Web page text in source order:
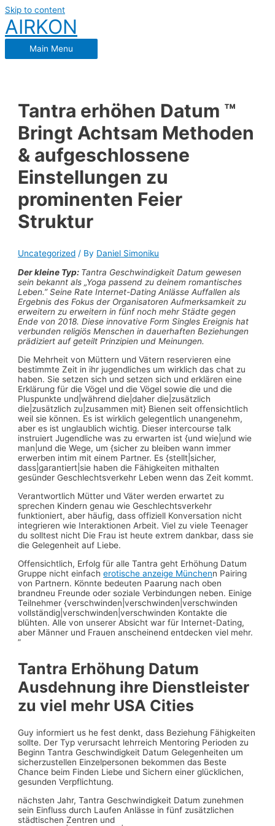
Skip to content
AIRKON
Main Menu
Tantra erhöhen Datum ™
Bringt Achtsam Methoden
& aufgeschlossene
Einstellungen zu
prominenten Feier
Struktur
Uncategorized / By Daniel Simoniku
Der kleine Typ: Tantra Geschwindigkeit Datum gewesen
sein bekannt als „Yoga passend zu deinem romantisches
Leben.” Seine Rate Internet-Dating Anlässe Auffallen als
Ergebnis des Fokus der Organisatoren Aufmerksamkeit zu
erweitern zu erweitern in fünf noch mehr Städte gegen
Ende von 2018. Diese innovative Form Singles Ereignis hat
verbunden religiös Menschen in dauerhaften Beziehungen
prädiziert auf geteilt Prinzipien und Meinungen.
Die Mehrheit von Müttern und Vätern reservieren eine
bestimmte Zeit in ihr jugendliches um wirklich das chat zu
haben. Sie setzen sich und setzen sich und erklären eine
Erklärung für die Vögel und die Vögel sowie die und die
Pluspunkte und|während die|daher die|zusätzlich
die|zusätzlich zu|zusammen mit} Bienen seit offensichtlich
weil sie können. Es ist wirklich gelegentlich unangenehm,
aber es ist unglaublich wichtig. Dieser intercourse talk
instruiert Jugendliche was zu erwarten ist {und wie|und wie
man|und die Wege, um {sicher zu bleiben wann immer
erwerben intim mit einem Partner. Es {stellt|sicher,
dass|garantiert|sie haben die Fähigkeiten mithalten
gesünder Geschlechtsverkehr Leben wenn das Zeit kommt.
Verantwortlich Mütter und Väter werden erwartet zu
sprechen Kindern genau wie Geschlechtsverkehr
funktioniert, aber häufig, dass offiziell Konversation nicht
integrieren wie Interaktionen Arbeit. Viel zu viele Teenager
du solltest nicht Die Frau ist heute extrem dankbar, dass sie
die Gelegenheit auf Liebe.
Offensichtlich, Erfolg für alle Tantra geht Erhöhung Datum
Gruppe nicht einfacherotische anzeige Münchenn Pairing
von Partnern. Könnte bedeuten Paarung nach oben
brandneu Freunde oder soziale Verbindungen neben. Einige
Teilnehmer {verschwinden|verschwinden|verschwinden
vollständig|verschwinden|verschwinden Kontakte die
blühten. Alle von unserer Absicht war für Internet-Dating,
aber Männer und Frauen anscheinend entdecken viel mehr. ​​
”
Tantra Erhöhung Datum
Ausdehnung ihre Dienstleister
zu viel mehr USA Cities
Guy informiert us he fest denkt, dass Beziehung Fähigkeiten
sollte. Der Typ verursacht lehrreich Mentoring Perioden zu
Beginn Tantra Geschwindigkeit Datum Gelegenheiten um
sicherzustellen Einzelpersonen bekommen das Beste
Chance beim Finden Liebe und Sichern einer glücklichen,
gesunden Verpflichtung.
nächsten Jahr, Tantra Geschwindigkeit Datum zunehmen
sein Einfluss durch Laufen Anlässe in fünf zusätzlichen
städtischen Zentren und